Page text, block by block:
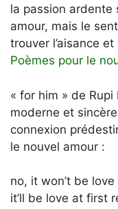
la passion ardente
amour, mais le
trouver l’aisance
Poèmes pour le
« for him » de
moderne et
connexion
le nouvel amour :
no, it won’t be
it’ll be love at first